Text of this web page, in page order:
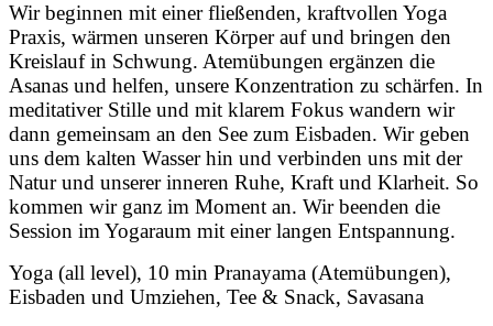
Wir beginnen mit einer fließenden, kraftvollen Yoga
Praxis, wärmen unseren Körper auf und bringen den
Kreislauf in Schwung. Atemübungen ergänzen die
Asanas und helfen, unsere Konzentration zu schärfen. In
meditativer Stille und mit klarem Fokus wandern wir
dann gemeinsam an den See zum Eisbaden. Wir geben
uns dem kalten Wasser hin und verbinden uns mit der
Natur und unserer inneren Ruhe, Kraft und Klarheit. So
kommen wir ganz im Moment an. Wir beenden die
Session im Yogaraum mit einer langen Entspannung.
Yoga (all level), 10 min Pranayama (Atemübungen),
Eisbaden und Umziehen, Tee & Snack, Savasana